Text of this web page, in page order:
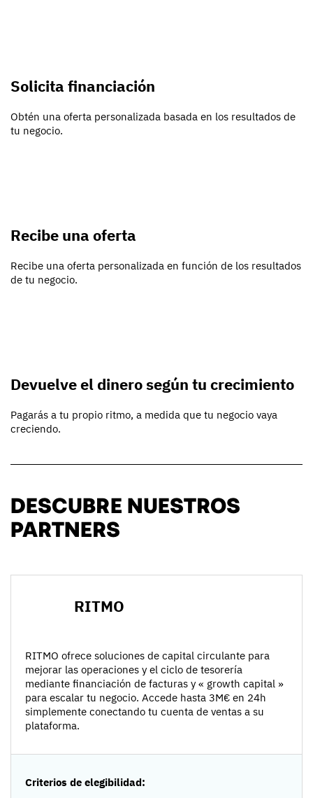
Solicita financiación
Obtén una oferta personalizada basada en los resultados de
tu negocio.
Recibe una oferta
Recibe una oferta personalizada en función de los resultados
de tu negocio.
Devuelve el dinero según tu crecimiento
Pagarás a tu propio ritmo, a medida que tu negocio vaya
creciendo.
DESCUBRE NUESTROS
PARTNERS
RITMO
RITMO ofrece soluciones de capital circulante para
mejorar las operaciones y el ciclo de tesorería
mediante financiación de facturas y « growth capital »
para escalar tu negocio. Accede hasta 3M€ en 24h
simplemente conectando tu cuenta de ventas a su
plataforma.
Criterios de elegibilidad: